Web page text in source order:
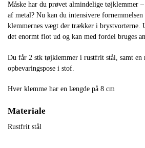
Måske har du prøvet almindelige tøjklemmer
af metal? Nu kan du intensivere fornemmelsen
klemmernes vægt der trækker i brystvorterne.
det enormt flot ud og kan med fordel bruges
Du får 2 stk tøjklemmer i rustfrit stål, samt en
opbevaringspose i stof.
Hver klemme har en længde på 8 cm
Materiale
Rustfrit stål